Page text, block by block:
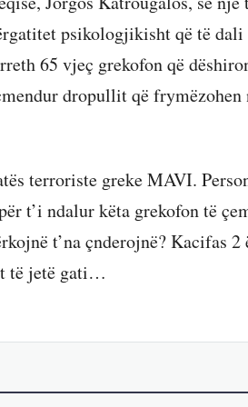
psikologjikisht që të dali
65 vjeç grekofon që
dropullit që frymëzohen
terroriste greke MAVI.
t’i ndalur këta grekofon të
t’na çnderojnë? Kacifas 2
të jetë gati…